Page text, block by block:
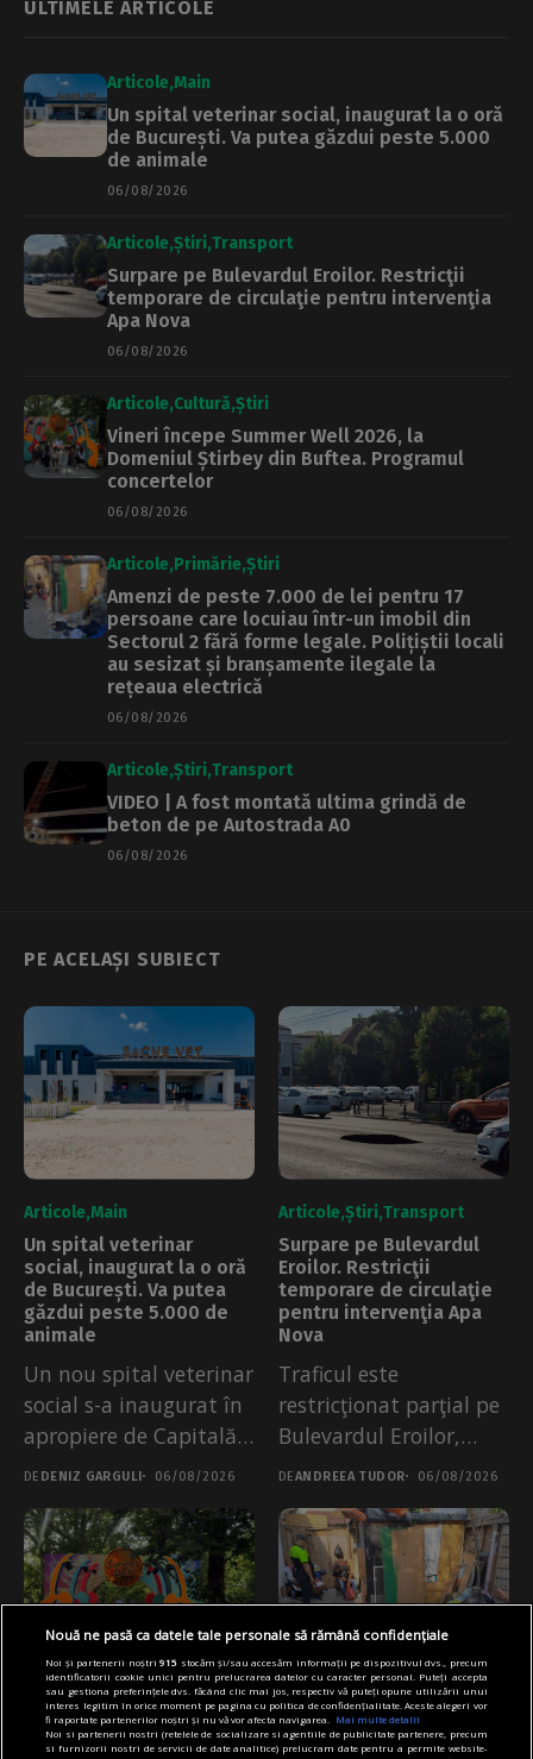
ULTIMELE ARTICOLE
Articole Main
Un spital veterinar social, inaugurat la o oră
de București. Va putea găzdui peste 5.000
de animale
06/08/2026
Articole Știri Transport
Surpare pe Bulevardul Eroilor. Restricţii
temporare de circulaţie pentru intervenţia
Apa Nova
06/08/2026
Articole Cultură Știri
Vineri începe Summer Well 2026, la
Domeniul Știrbey din Buftea. Programul
concertelor
06/08/2026
Articole Primărie Știri
Amenzi de peste 7.000 de lei pentru 17
persoane care locuiau într-un imobil din
Sectorul 2 fără forme legale. Polițiștii locali
au sesizat și branșamente ilegale la
rețeaua electrică
06/08/2026
Articole Știri Transport
VIDEO | A fost montată ultima grindă de
beton de pe Autostrada A0
06/08/2026
PE ACELAȘI SUBIECT
Articole Main
Un spital veterinar
social, inaugurat la o oră
de București. Va putea
găzdui peste 5.000 de
animale
Un nou spital veterinar
social s-a inaugurat în
apropiere de Capitală,
de...
DE DENIZ GARGULI 06/08/2026
Articole Știri Transport
Surpare pe Bulevardul
Eroilor. Restricţii
temporare de circulaţie
pentru intervenţia Apa
Nova
Traficul este
restricţionat parţial pe
Bulevardul Eroilor,
după o surpare a
DEANDREEA TUDOR 06/08/2026
Articole Cultură Știri
Vineri începe Summer
Articole Primărie Știri
Amenzi de peste 7.000
Nouă ne pasă ca datele tale personale să rămână confidențiale
Noi și partenerii noștri915 stocăm și/sau accesăm informații pe dispozitivul dvs., precum
identificatorii cookie unici pentru prelucrarea datelor cu caracter personal. Puteți accepta
sau gestiona preferințele dvs. făcând clic mai jos, respectiv vă puteți opune utilizării unui
interes legitim în orice moment pe pagina cu politica de confidențialitate. Aceste alegeri vor
fi raportate partenerilor noștri și nu vă vor afecta navigarea.
Mai multe detalii
Noi si partenerii nostri (retelele de socializare si agentiile de publicitate partenere, precum
si furnizorii nostri de servicii de date analitice) prelucram date pentru a permite website-